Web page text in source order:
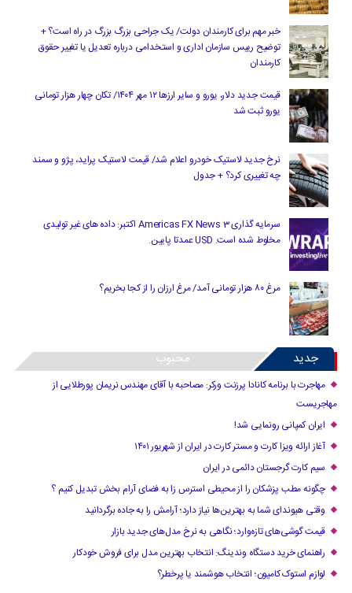
خبر مهم برای کارمندان دولت/ یک جراحی بزرگ بزرگ در راه است؟ +
توضیح رییس سازمان اداری و استخدامی درباره تعدیل یا تغییر حقوق
کارمندان
قیمت جدید دلار، یورو و سایر ارزها ۱۲ مهر ۱۴۰۴/ تکان چهار هزار تومانی
یورو ثبت شد
نرخ جدید لاستیک خودرو اعلام شد/ قیمت لاستیک پراید، پژو و سمند
چه تغییری کرد؟ + جدول
سرمایه گذاری Americas FX News 3 اکتبر: داده های غیر تولیدی
مخلوط شده است. USD عمدتا پایین.
مرغ ۸۰ هزار تومانی آمد/ مرغ ارزان را از کجا بخریم؟
جدید محبوب
مهاجرت با برنامه کانادا پرزنت ورکر: مصاحبه با آقای مهندس نریمان پورطلایی از
مهاجریست
ایران کمپانی رونمایی شد!
آغاز ارائه ویزا کارت و مستر کارت در ایران از شهریور ۱۴۰۱
سیم کارت گرجستان دائمی در ایران
چگونه مطب پزشکان را از محیطی استرس زا به فضای آرام بخش تبدیل کنیم ؟
وقتی هیوندای شما به بهترین‌ها نیاز دارد؛ آرامش را به جاده برگردانید
قیمت گوشی‌های تازه‌وارد؛ نگاهی به نرخ مدل‌های جدید بازار
راهنمای خرید دستگاه وندینگ: انتخاب بهترین مدل برای فروش خودکار
لوازم استوک کامیون؛ انتخاب هوشمند یا پرخطر؟